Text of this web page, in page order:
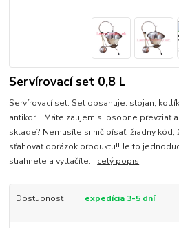
Servírovací set 0,8 L
Servírovací set. Set obsahuje: stojan,
antikor. Máte zaujem si osobne prevziať
sklade? Nemusíte si nič písať, žiadny
sťahovať obrázok produktu!! Je to
stiahnete a vytlačíte... celý popis
Dostupnosť expedícia 3-5 dní